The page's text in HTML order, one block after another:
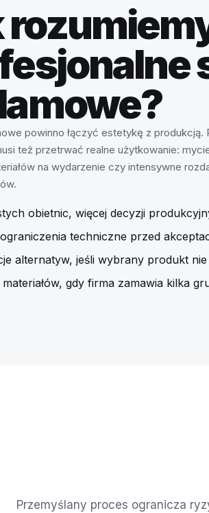
powinno łączyć estetykę z produkcją.
też przetrwać realne użytkowanie:
na wydarzenie czy intensywne
obietnic, więcej decyzji
techniczne przed
alternatyw, jeśli wybrany produkt
gdy firma zamawia kilka
Przemyślany proces ogranicza